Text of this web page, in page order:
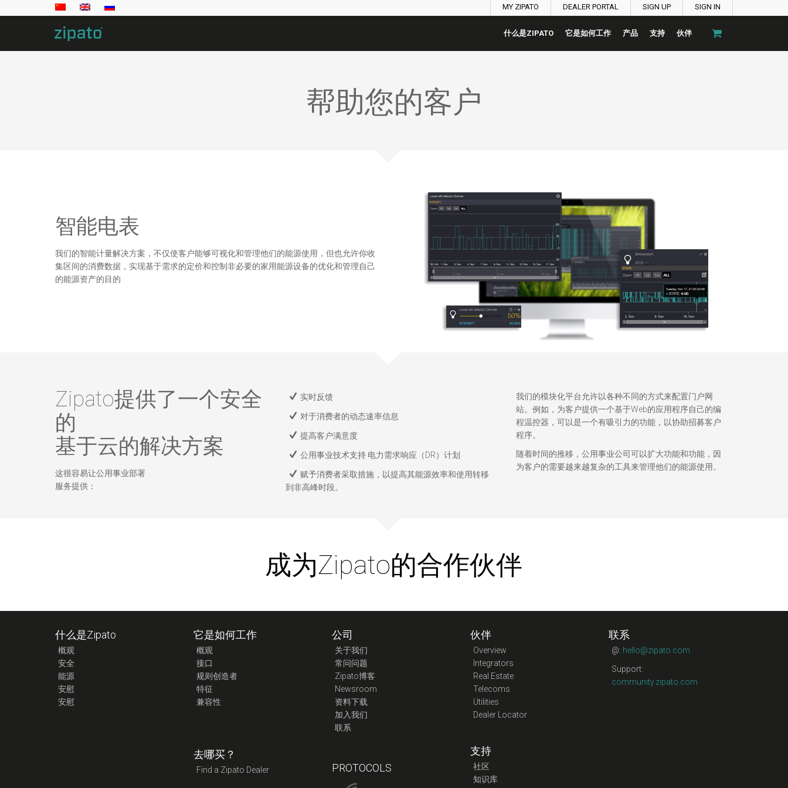
MY ZIPATO DEALER PORTAL SIGN UP SIGN IN
什么是ZIPATO 它是如何工作 产品 支持 伙伴
帮助您的客户
智能电表
我们的智能计量解决方案，不仅使客户能够可视化和管理他们的能源使用，但也允许你收
集区间的消费数据，实现基于需求的定价和控制非必要的家用能源设备的优化和管理自己
的能源资产的目的
Zipato提供了一个安全
的
基于云的解决方案
这很容易让公用事业部署
服务提供：
实时反馈
对于消费者的动态速率信息
提高客户满意度
公用事业技术支持 电力需求响应（DR）计划
赋予消费者采取措施，以提高其能源效率和使用转移
到非高峰时段。
我们的模块化平台允许以各种不同的方式来配置门户网
站。例如，为客户提供一个基于Web的应用程序自己的编
程温控器，可以是一个有吸引力的功能，以协助招募客户
程序。
随着时间的推移，公用事业公司可以扩大功能和功能，因
为客户的需要越来越复杂的工具来管理他们的能源使用。
成为Zipato的合作伙伴
什么是Zipato
概观
安全
能源
安慰
安慰
它是如何工作
概观
接口
规则创造者
特征
兼容性
去哪买？
Find a Zipato Dealer
公司
关于我们
常问问题
Zipato博客
Newsroom
资料下载
加入我们
联系
PROTOCOLS
伙伴
Overview
Integrators
Real Estate
Telecoms
Utilities
Dealer Locator
支持
社区
知识库
联系
@: hello@zipato.com
Support:
community.zipato.com